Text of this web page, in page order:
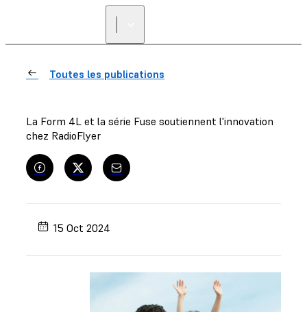
Toutes les publications
La Form 4L et la série Fuse soutiennent l'innovation
chez RadioFlyer
15 Oct 2024